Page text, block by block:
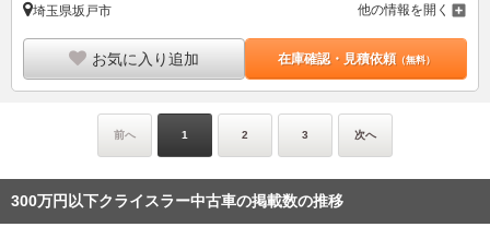
埼玉県坂戸市 他の情報を開く
お気に入り追加 在庫確認・見積依頼（無料）
前へ 1 2 3 次へ
300万円以下クライスラー中古車の掲載数の推移